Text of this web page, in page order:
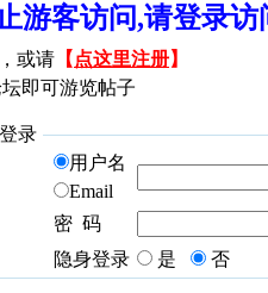
游客访问,请登录
或请 【 点这里注册】
即可游览帖子
登录
用户名
Email
密 码
隐身登录
是 否